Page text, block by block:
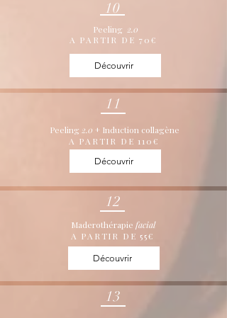
10
Peeling 2.0
A PARTIR DE 70€
Découvrir
11
Peeling 2.0 + Induction collagène
A PARTIR DE 110€
Découvrir
12
Maderothérapie facial
A PARTIR DE 55€
Découvrir
13